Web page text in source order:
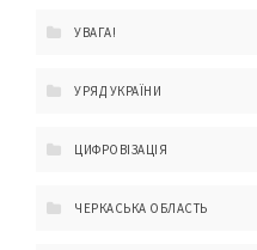
УВАГА!
УРЯД УКРАЇНИ
ЦИФРОВІЗАЦІЯ
ЧЕРКАСЬКА ОБЛАСТЬ